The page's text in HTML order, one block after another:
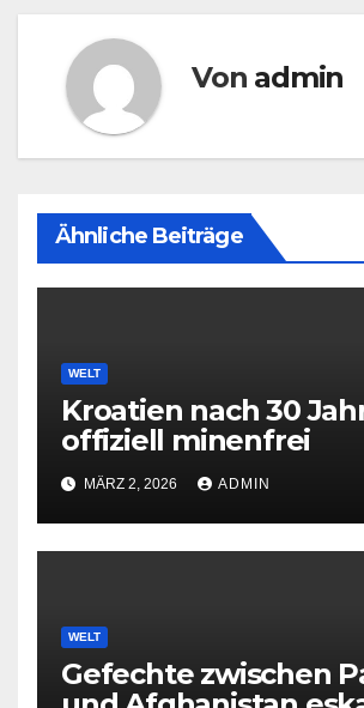
Von admin
Ähnliche Beiträge
WELT
Kroatien nach 30
offiziell minenfrei
MÄRZ 2, 2026 ADMIN
WELT
Gefechte zwischen